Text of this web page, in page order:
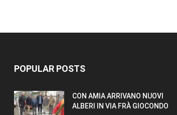
POPULAR POSTS
CON AMIA ARRIVANO NUOVI
ALBERI IN VIA FRÀ GIOCONDO